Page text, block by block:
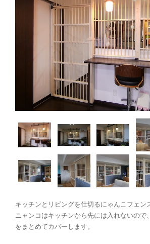
キッチンとリビングを仕切るにゃんこフェン
ニャンコはキッチンから先には入れないので
をまとめてカバーします。